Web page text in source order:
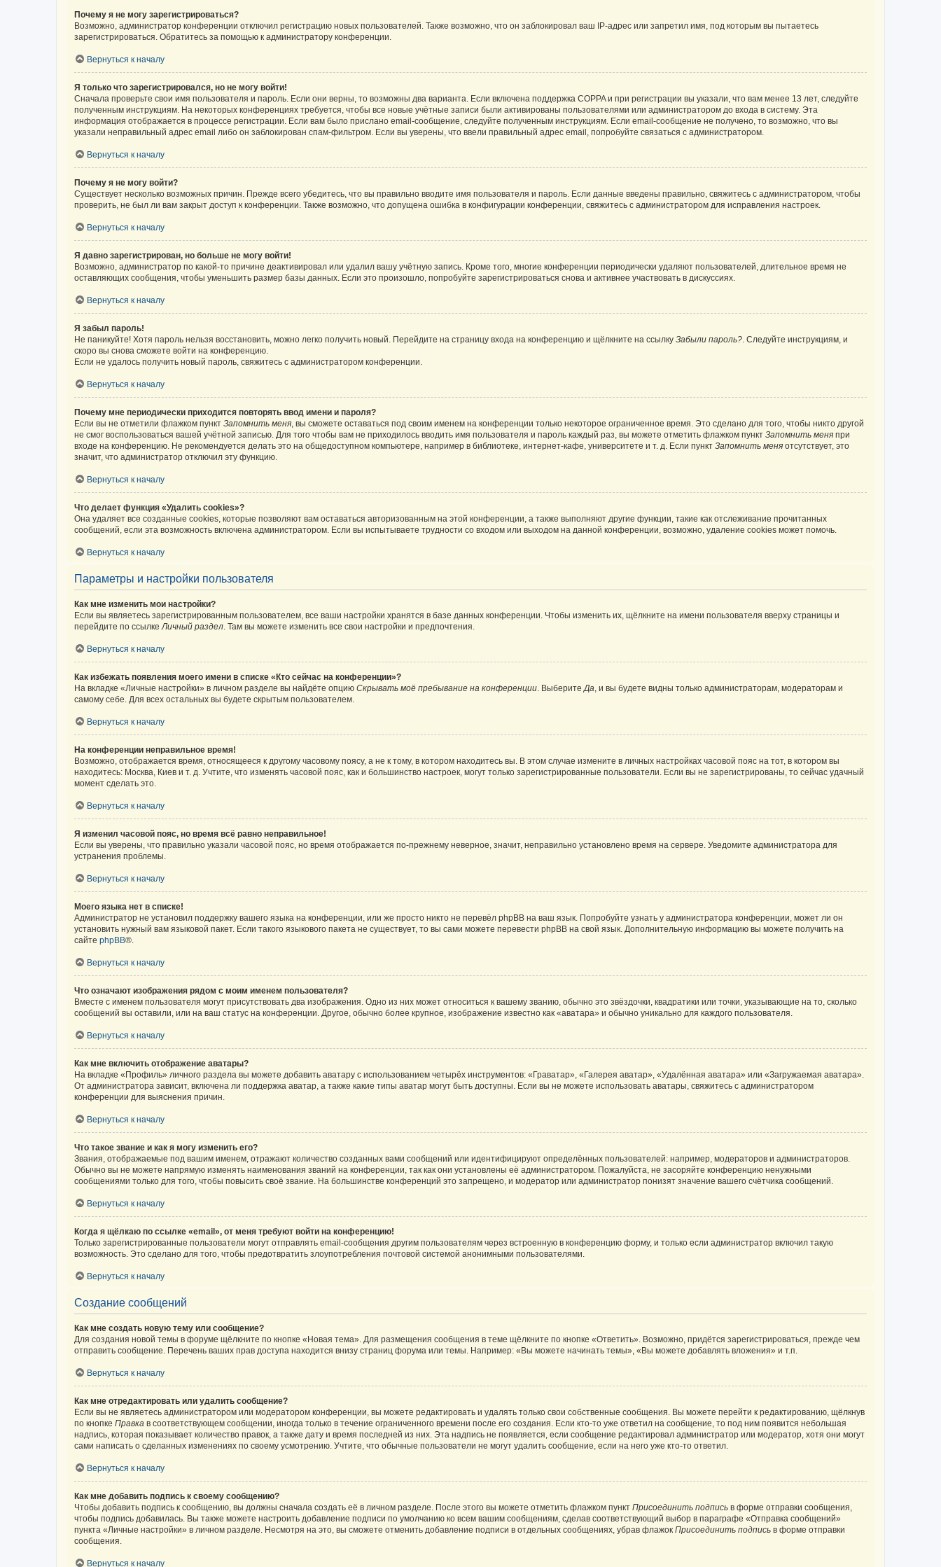
Почему я не могу зарегистрироваться?
Возможно, администратор конференции отключил регистрацию новых пользователей. Также возможно, что он заблокировал ваш IP-адрес или запретил имя, под которым вы пытаетесь
зарегистрироваться. Обратитесь за помощью к администратору конференции.
Вернуться к началу
Я только что зарегистрировался, но не могу войти!
Сначала проверьте свои имя пользователя и пароль. Если они верны, то возможны два варианта. Если включена поддержка COPPA и при регистрации вы указали, что вам менее 13 лет, следуйте
полученным инструкциям. На некоторых конференциях требуется, чтобы все новые учётные записи были активированы пользователями или администратором до входа в систему. Эта
информация отображается в процессе регистрации. Если вам было прислано email-сообщение, следуйте полученным инструкциям. Если email-сообщение не получено, то возможно, что вы
указали неправильный адрес email либо он заблокирован спам-фильтром. Если вы уверены, что ввели правильный адрес email, попробуйте связаться с администратором.
Вернуться к началу
Почему я не могу войти?
Существует несколько возможных причин. Прежде всего убедитесь, что вы правильно вводите имя пользователя и пароль. Если данные введены правильно, свяжитесь с администратором, чтобы
проверить, не был ли вам закрыт доступ к конференции. Также возможно, что допущена ошибка в конфигурации конференции, свяжитесь с администратором для исправления настроек.
Вернуться к началу
Я давно зарегистрирован, но больше не могу войти!
Возможно, администратор по какой-то причине деактивировал или удалил вашу учётную запись. Кроме того, многие конференции периодически удаляют пользователей, длительное время не
оставляющих сообщения, чтобы уменьшить размер базы данных. Если это произошло, попробуйте зарегистрироваться снова и активнее участвовать в дискуссиях.
Вернуться к началу
Я забыл пароль!
Не паникуйте! Хотя пароль нельзя восстановить, можно легко получить новый. Перейдите на страницу входа на конференцию и щёлкните на ссылку Забыли пароль?. Следуйте инструкциям, и
скоро вы снова сможете войти на конференцию.
Если не удалось получить новый пароль, свяжитесь с администратором конференции.
Вернуться к началу
Почему мне периодически приходится повторять ввод имени и пароля?
Если вы не отметили флажком пункт Запомнить меня, вы сможете оставаться под своим именем на конференции только некоторое ограниченное время. Это сделано для того, чтобы никто другой
не смог воспользоваться вашей учётной записью. Для того чтобы вам не приходилось вводить имя пользователя и пароль каждый раз, вы можете отметить флажком пункт Запомнить меня при
входе на конференцию. Не рекомендуется делать это на общедоступном компьютере, например в библиотеке, интернет-кафе, университете и т. д. Если пункт Запомнить меня отсутствует, это
значит, что администратор отключил эту функцию.
Вернуться к началу
Что делает функция «Удалить cookies»?
Она удаляет все созданные cookies, которые позволяют вам оставаться авторизованным на этой конференции, а также выполняют другие функции, такие как отслеживание прочитанных
сообщений, если эта возможность включена администратором. Если вы испытываете трудности со входом или выходом на данной конференции, возможно, удаление cookies может помочь.
Вернуться к началу
Параметры и настройки пользователя
Как мне изменить мои настройки?
Если вы являетесь зарегистрированным пользователем, все ваши настройки хранятся в базе данных конференции. Чтобы изменить их, щёлкните на имени пользователя вверху страницы и
перейдите по ссылкеЛичный раздел. Там вы можете изменить все свои настройки и предпочтения.
Вернуться к началу
Как избежать появления моего имени в списке «Кто сейчас на конференции»?
На вкладке «Личные настройки» в личном разделе вы найдёте опцию Скрывать моё пребывание на конференции. ВыберитеДа, и вы будете видны только администраторам, модераторам и
самому себе. Для всех остальных вы будете скрытым пользователем.
Вернуться к началу
На конференции неправильное время!
Возможно, отображается время, относящееся к другому часовому поясу, а не к тому, в котором находитесь вы. В этом случае измените в личных настройках часовой пояс на тот, в котором вы
находитесь: Москва, Киев и т. д. Учтите, что изменять часовой пояс, как и большинство настроек, могут только зарегистрированные пользователи. Если вы не зарегистрированы, то сейчас удачный
момент сделать это.
Вернуться к началу
Я изменил часовой пояс, но время всё равно неправильное!
Если вы уверены, что правильно указали часовой пояс, но время отображается по-прежнему неверное, значит, неправильно установлено время на сервере. Уведомите администратора для
устранения проблемы.
Вернуться к началу
Моего языка нет в списке!
Администратор не установил поддержку вашего языка на конференции, или же просто никто не перевёл phpBB на ваш язык. Попробуйте узнать у администратора конференции, может ли он
установить нужный вам языковой пакет. Если такого языкового пакета не существует, то вы сами можете перевести phpBB на свой язык. Дополнительную информацию вы можете получить на
сайте phpBB®.
Вернуться к началу
Что означают изображения рядом с моим именем пользователя?
Вместе с именем пользователя могут присутствовать два изображения. Одно из них может относиться к вашему званию, обычно это звёздочки, квадратики или точки, указывающие на то, сколько
сообщений вы оставили, или на ваш статус на конференции. Другое, обычно более крупное, изображение известно как «аватара» и обычно уникально для каждого пользователя.
Вернуться к началу
Как мне включить отображение аватары?
На вкладке «Профиль» личного раздела вы можете добавить аватару с использованием четырёх инструментов: «Граватар», «Галерея аватар», «Удалённая аватара» или «Загружаемая аватара».
От администратора зависит, включена ли поддержка аватар, а также какие типы аватар могут быть доступны. Если вы не можете использовать аватары, свяжитесь с администратором
конференции для выяснения причин.
Вернуться к началу
Что такое звание и как я могу изменить его?
Звания, отображаемые под вашим именем, отражают количество созданных вами сообщений или идентифицируют определённых пользователей: например, модераторов и администраторов.
Обычно вы не можете напрямую изменять наименования званий на конференции, так как они установлены её администратором. Пожалуйста, не засоряйте конференцию ненужными
сообщениями только для того, чтобы повысить своё звание. На большинстве конференций это запрещено, и модератор или администратор понизят значение вашего счётчика сообщений.
Вернуться к началу
Когда я щёлкаю по ссылке «email», от меня требуют войти на конференцию!
Только зарегистрированные пользователи могут отправлять email-сообщения другим пользователям через встроенную в конференцию форму, и только если администратор включил такую
возможность. Это сделано для того, чтобы предотвратить злоупотребления почтовой системой анонимными пользователями.
Вернуться к началу
Создание сообщений
Как мне создать новую тему или сообщение?
Для создания новой темы в форуме щёлкните по кнопке «Новая тема». Для размещения сообщения в теме щёлкните по кнопке «Ответить». Возможно, придётся зарегистрироваться, прежде чем
отправить сообщение. Перечень ваших прав доступа находится внизу страниц форума или темы. Например: «Вы можете начинать темы», «Вы можете добавлять вложения» и т.п.
Вернуться к началу
Как мне отредактировать или удалить сообщение?
Если вы не являетесь администратором или модератором конференции, вы можете редактировать и удалять только свои собственные сообщения. Вы можете перейти к редактированию, щёлкнув
по кнопке Правка в соответствующем сообщении, иногда только в течение ограниченного времени после его создания. Если кто-то уже ответил на сообщение, то под ним появится небольшая
надпись, которая показывает количество правок, а также дату и время последней из них. Эта надпись не появляется, если сообщение редактировал администратор или модератор, хотя они могут
сами написать о сделанных изменениях по своему усмотрению. Учтите, что обычные пользователи не могут удалить сообщение, если на него уже кто-то ответил.
Вернуться к началу
Как мне добавить подпись к своему сообщению?
Чтобы добавить подпись к сообщению, вы должны сначала создать её в личном разделе. После этого вы можете отметить флажком пункт Присоединить подпись в форме отправки сообщения,
чтобы подпись добавилась. Вы также можете настроить добавление подписи по умолчанию ко всем вашим сообщениям, сделав соответствующий выбор в параграфе «Отправка сообщений»
пункта «Личные настройки» в личном разделе. Несмотря на это, вы сможете отменить добавление подписи в отдельных сообщениях, убрав флажок Присоединить подпись в форме отправки
сообщения.
Вернуться к началу